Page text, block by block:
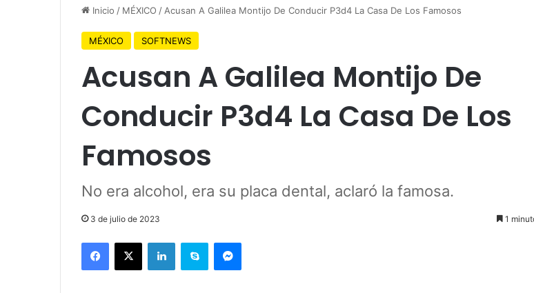
Inicio / MÉXICO / Acusan A Galilea Montijo De Conducir P3d4 La Casa De Los Famosos
MÉXICO SOFTNEWS
Acusan A Galilea Montijo De
Conducir P3d4 La Casa De Los
Famosos
No era alcohol, era su placa dental, aclaró la famosa.
3 de julio de 2023 1
Facebook
X LinkedInSkype Messenger